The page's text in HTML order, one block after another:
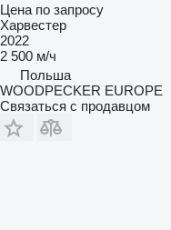
Цена по запросу
Харвестер
2022
2 500 м/ч
Польша
WOODPECKER EUROPE
Связаться с продавцом